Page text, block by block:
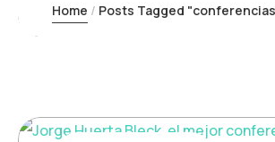
Home Posts Tagged "conferencias de liderazgo estratégico y